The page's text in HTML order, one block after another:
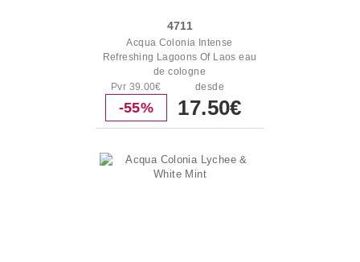
4711
Acqua Colonia Intense
Refreshing Lagoons Of Laos eau
de cologne
Pvr 39.00€
-55%
desde
17.50€